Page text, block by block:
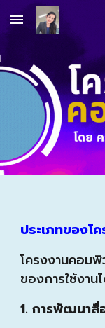
Skip to main content
ประเภทของโ
โครงงานคอม
ของการใช้งาน
1. การพัฒนาสื่